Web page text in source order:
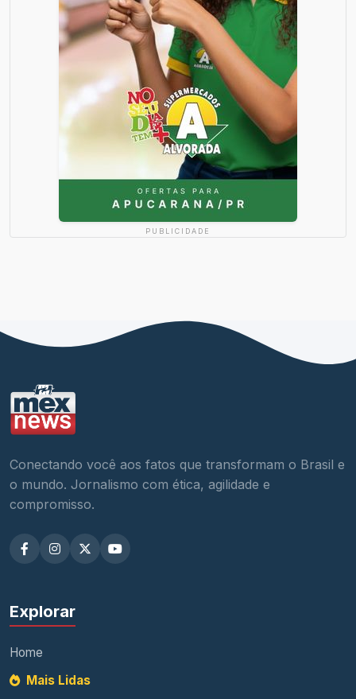
PUBLICIDADE
Conectando você aos fatos que transformam o Brasil e
o mundo. Jornalismo com ética, agilidade e
compromisso.
Explorar
Home
Mais Lidas